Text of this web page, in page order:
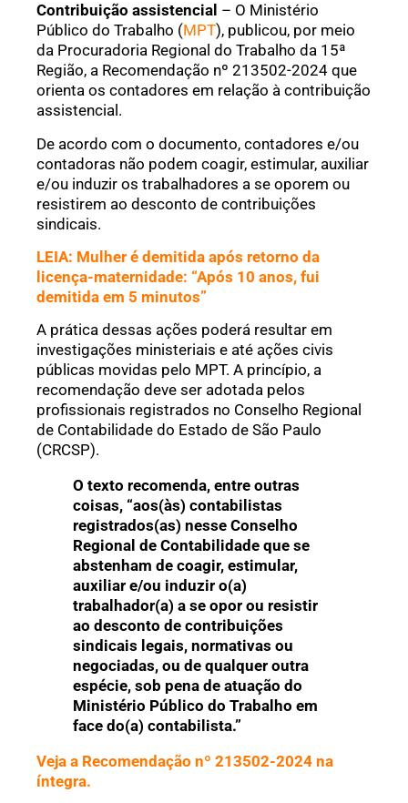
Contribuição assistencial – O Ministério
Público do Trabalho (MPT), publicou, por meio
da Procuradoria Regional do Trabalho da 15ª
Região, a Recomendação nº 213502-2024 que
orienta os contadores em relação à contribuição
assistencial.
De acordo com o documento, contadores e/ou
contadoras não podem coagir, estimular, auxiliar
e/ou induzir os trabalhadores a se oporem ou
resistirem ao desconto de contribuições
sindicais.
LEIA: Mulher é demitida após retorno da
licença-maternidade: “Após 10 anos, fui
demitida em 5 minutos”
A prática dessas ações poderá resultar em
investigações ministeriais e até ações civis
públicas movidas pelo MPT. A princípio, a
recomendação deve ser adotada pelos
profissionais registrados no Conselho Regional
de Contabilidade do Estado de São Paulo
(CRCSP).
O texto recomenda, entre outras
coisas, “aos(às) contabilistas
registrados(as) nesse Conselho
Regional de Contabilidade que se
abstenham de coagir, estimular,
auxiliar e/ou induzir o(a)
trabalhador(a) a se opor ou resistir
ao desconto de contribuições
sindicais legais, normativas ou
negociadas, ou de qualquer outra
espécie, sob pena de atuação do
Ministério Público do Trabalho em
face do(a) contabilista.”
Veja a Recomendação nº 213502-2024 na
íntegra.